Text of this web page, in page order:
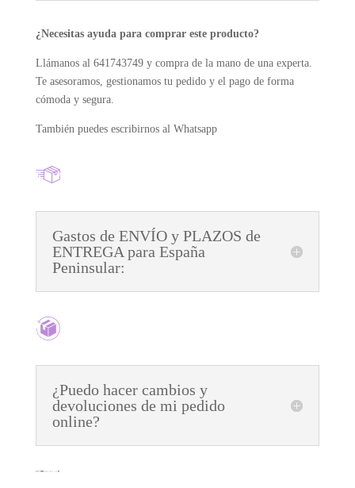
¿Necesitas ayuda para comprar este producto?
Llámanos al 641743749 y compra de la mano de una experta.
Te asesoramos, gestionamos tu pedido y el pago de forma
cómoda y segura.
También puedes escribirnos al Whatsapp
Gastos de ENVÍO y PLAZOS de
ENTREGA para España
Peninsular:
¿Puedo hacer cambios y
devoluciones de mi pedido
online?